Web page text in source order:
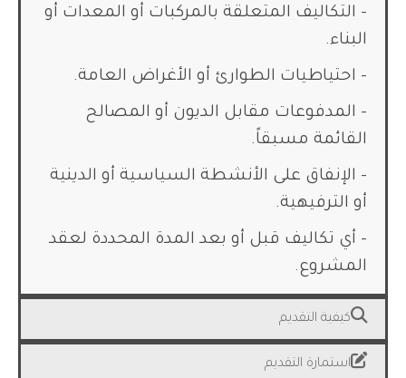
– التكاليف المتعلقة بالمركبات أو المعدات أو
البناء.
– احتياطيات الطوارئ أو الأغراض العامة.
– المدفوعات مقابل الديون أو المصالح
القائمة مسبقاً.
– الإنفاق على الأنشطة السياسية أو الدينية
أو الترفيهية.
– أي تكاليف قبل أو بعد المدة المحددة لعقد
المشروع.
كيفية التقديم
استمارة التقديم